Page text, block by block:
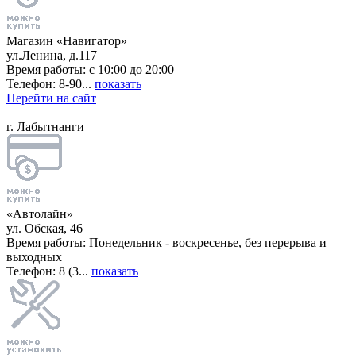
Магазин «Навигатор»
ул.Ленина, д.117
Время работы: с 10:00 до 20:00
Телефон: 8-90... показать
Перейти на сайт
г. Лабытнанги
«Автолайн»
ул. Обская, 46
Время работы: Понедельник - воскресенье, без перерыва и
выходных
Телефон: 8 (3... показать